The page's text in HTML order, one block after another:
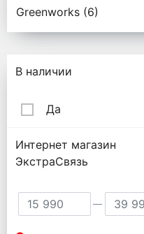
Greenworks (6)
Подбор
В наличии
Да
Интернет магазин
ЭкстраСвязь